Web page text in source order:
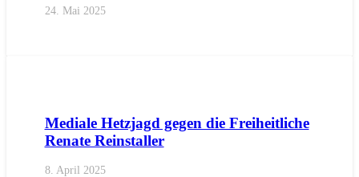
24. Mai 2025
Mediale Hetzjagd gegen die Freiheitliche
Renate Reinstaller
8. April 2025